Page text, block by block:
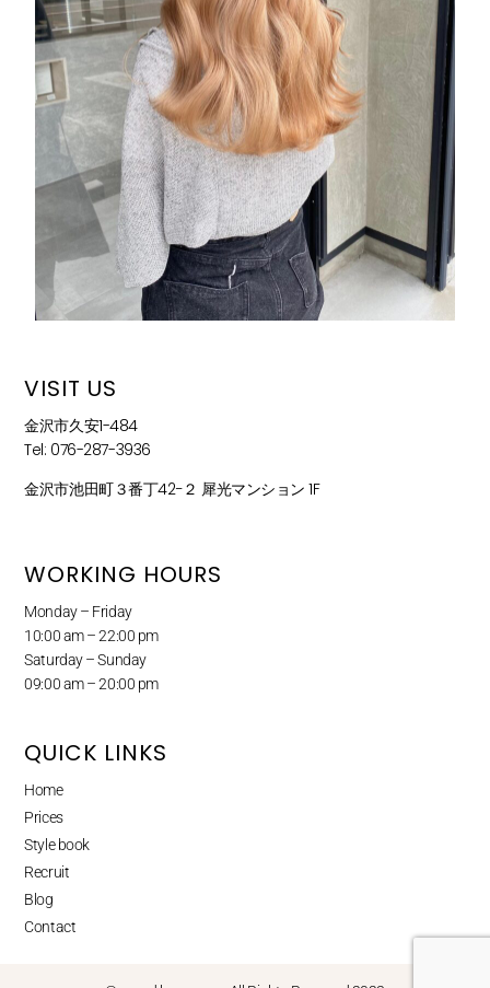
VISIT US
金沢市久安1-484
Tel: 076-287-3936
金沢市池田町３番丁42−２ 犀光マンション 1F
WORKING HOURS
Monday – Friday
10:00 am – 22:00 pm
Saturday – Sunday
09:00 am – 20:00 pm
QUICK LINKS
Home
Prices
Style book
Recruit
Blog
Contact